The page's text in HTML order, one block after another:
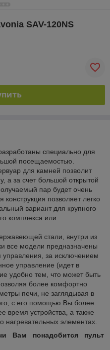
SAV-120NS
специально для
посещаемостью.
для камней позволит
а за счет большой открытой
пар будет очень
позволяет легко
вариант для крупного
комплекса или
стали, внутри из
все модели предназначены
за исключением
управление (идет в
удобно тем, что может быть
более комфортно
печи, не заглядывая в
с его помощью Вы более
время устройства, а также
элементах.
Вам понадобится пульт